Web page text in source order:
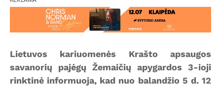
Lietuvos kariuomenės Krašto apsaugos
savanorių pajėgų Žemaičių apygardos 3-ioji
rinktinė informuoja, kad nuo balandžio 5 d. 12